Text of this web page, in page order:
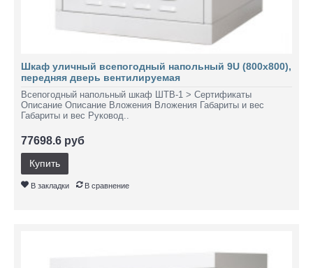
Шкаф уличный всепогодный напольный 9U (800х800),
передняя дверь вентилируемая
Всепогодный напольный шкаф ШТВ-1 > Сертификаты
Описание Описание Вложения Вложения Габариты и вес
Габариты и вес Руковод..
77698.6 руб
Купить
В закладки В сравнение